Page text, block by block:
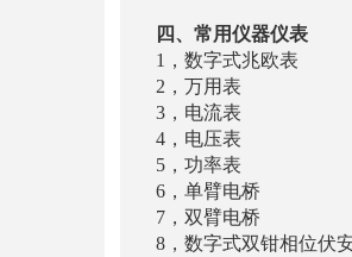
四、常用仪器仪表
1，数字式兆欧
2，万用表
3，电流表
4，电压表
5，功率表
6，单臂电桥
7，双臂电桥
8，数字式双钳相